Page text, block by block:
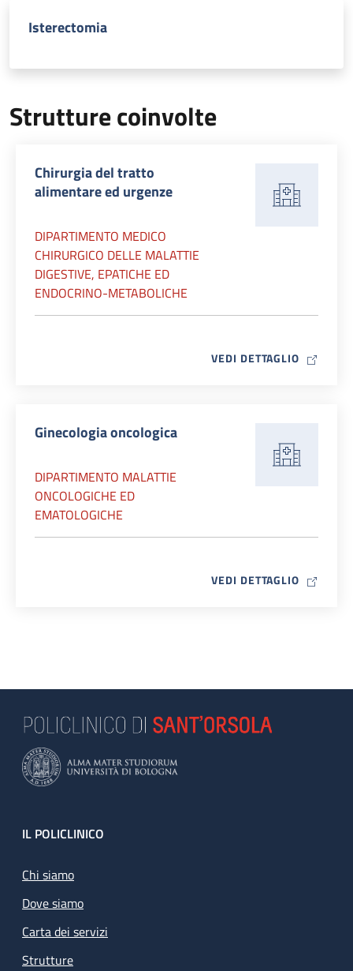
Isterectomia
Strutture coinvolte
Chirurgia del tratto
alimentare ed urgenze
DIPARTIMENTO MEDICO
CHIRURGICO DELLE MALATTIE
DIGESTIVE, EPATICHE ED
ENDOCRINO-METABOLICHE
VEDI DETTAGLIO MAP ICON
Ginecologia oncologica
DIPARTIMENTO MALATTIE
ONCOLOGICHE ED
EMATOLOGICHE
VEDI DETTAGLIO MAP ICON
Footer
IL POLICLINICO
Chi siamo
Dove siamo
Carta dei servizi
Strutture